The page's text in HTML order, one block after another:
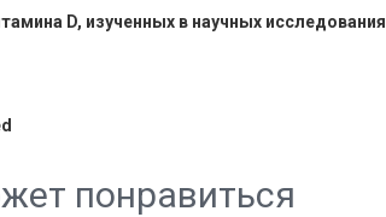
D, изученных в научных
понравиться